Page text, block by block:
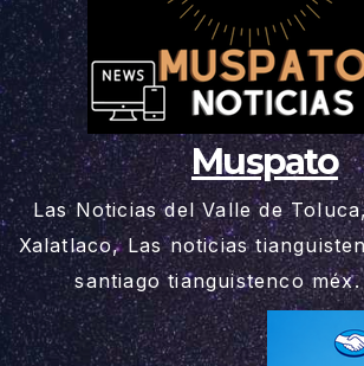
Muspato
Las Noticias del Valle de
Xalatlaco, Las noticias
santiago tianguistenco